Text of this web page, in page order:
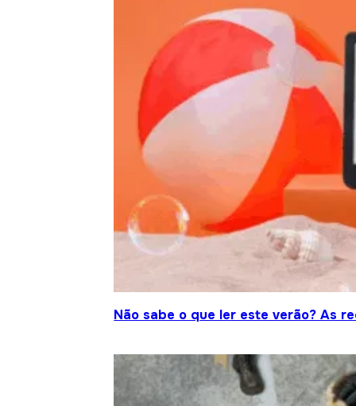
Não sabe o que ler este verão? As